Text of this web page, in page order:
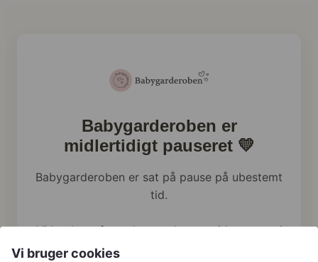
Babygarderoben er
midlertidigt pauseret 💛
Babygarderoben er sat på pause på ubestemt
tid.
Vi har brug for at bruge al vores tid og energi
på familien lige nu, og webshoppen holder
Vi bruger cookies